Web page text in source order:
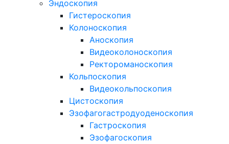
Эндоскопия
Гистероскопия
Колоноскопия
Аноскопия
Видеоколоноскопия
Ректороманоскопия
Кольпоскопия
Видеокольпоскопия
Цистоскопия
Эзофагогастродуоденоскопия
Гастроскопия
Эзофагоскопия